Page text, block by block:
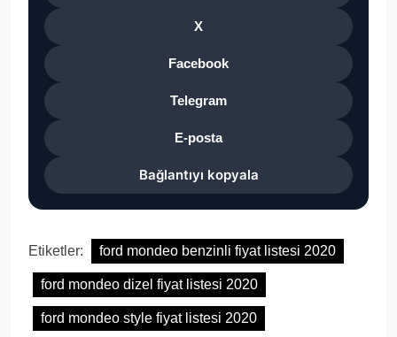
X
Facebook
Telegram
E-posta
Bağlantıyı kopyala
Etiketler: ford mondeo benzinli fiyat listesi 2020
ford mondeo dizel fiyat listesi 2020
ford mondeo style fiyat listesi 2020